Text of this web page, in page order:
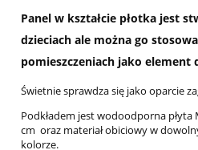
Panel w kształcie płotka jest
dzieciach ale można go
pomieszczeniach jako element
Świetnie sprawdza się jako oparcie
Podkładem jest wodoodporna płyta
cm oraz materiał obiciowy w
kolorze.